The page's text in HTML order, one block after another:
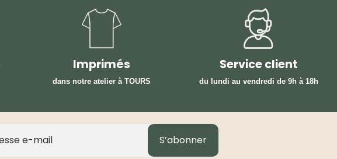
Imprimés
dans notre atelier à TOURS
Service client
du lundi au vendredi de 9h à 18h
S’abonner